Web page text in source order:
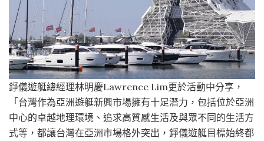
錚儀遊艇總經理林明慶Lawrence Lim更於活動中分享，
「台灣作為亞洲遊艇新興市場擁有十足潛力，包括位於亞洲
中心的卓越地理環境、追求高質感生活及與眾不同的生活方
式等，都讓台灣在亞洲市場格外突出，錚儀遊艇目標始終都